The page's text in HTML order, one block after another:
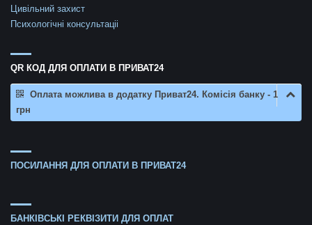
Цивільний захист
Психологічні консультаціі
QR КОД ДЛЯ ОПЛАТИ В ПРИВАТ24
Оплата можлива в додатку Приват24. Комісія банку - 1
грн
ПОСИЛАННЯ ДЛЯ ОПЛАТИ В ПРИВАТ24
БАНКІВСЬКІ РЕКВІЗИТИ ДЛЯ ОПЛАТ